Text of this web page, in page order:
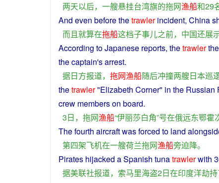
两天以后， 一艘悬挂台湾旗的拖网渔船和29
And even beforethetrawler incident, China
而且就算在拖船这档子事儿之前， 中国还展
According toJapanese reports, thetrawler
thecaptain'sarrest.
据日方报道， 拖网渔船随后冲撞两艘日本巡
thetrawler"Elizabeth Corner" in the Russian
crew members on board.
3日， 拖网渔船“伊丽莎白角”号在俄远东鄂霍
Thefourth aircraftwasforced to land
第四架飞机在一艘荷兰拖网渔船旁迫降。
Pirates hijacked aSpanish tunatrawlerwith
据美联社报道， 索马里海盗2日在印度洋劫持